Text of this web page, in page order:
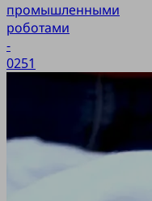
промышленными
роботами
-
0251